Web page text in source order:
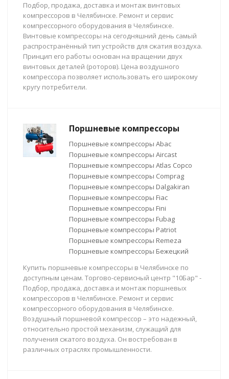
Подбор, продажа, доставка и монтаж винтовых
компрессоров в Челябинске. Ремонт и сервис
компрессорного оборудования в Челябинске.
Винтовые компрессоры на сегодняшний день самый
распространённый тип устройств для сжатия воздуха.
Принцип его работы основан на вращении двух
винтовых деталей (роторов). Цена воздушного
компрессора позволяет использовать его широкому
кругу потребители.
Поршневые компрессоры
Поршневые компрессоры Abac
Поршневые компрессоры Aircast
Поршневые компрессоры Atlas Copco
Поршневые компрессоры Comprag
Поршневые компрессоры Dalgakiran
Поршневые компрессоры Fiac
Поршневые компрессоры Fini
Поршневые компрессоры Fubag
Поршневые компрессоры Patriot
Поршневые компрессоры Remeza
Поршневые компрессоры Бежецкий
Купить поршневые компрессоры в Челябинске по
доступным ценам. Торгово-сервисный центр "10Бар" -
Подбор, продажа, доставка и монтаж поршневых
компрессоров в Челябинске. Ремонт и сервис
компрессорного оборудования в Челябинске.
Воздушный поршневой компрессор – это надежный,
относительно простой механизм, служащий для
получения сжатого воздуха. Он востребован в
различных отраслях промышленности.